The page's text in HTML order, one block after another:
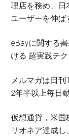
理店を務め、日
ユーザーを伸ば
eBayに関する
ける 超実践テ
メルマガは日刊
2年半以上毎日
仮想通貨，米国
リオネア達成